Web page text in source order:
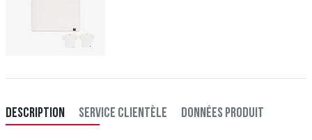
DESCRIPTION SERVICE CLIENTÈLE DONNÉES PRODUIT